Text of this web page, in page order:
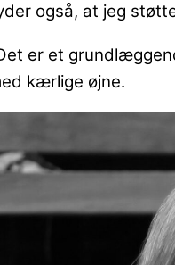
også, at jeg
er et
kærlige øjne.